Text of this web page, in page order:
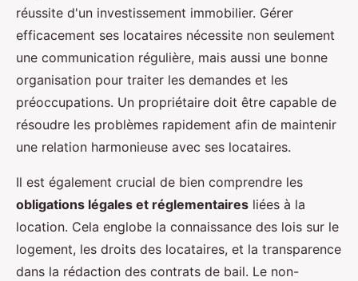
réussite d'un investissement immobilier. Gérer
efficacement ses locataires nécessite non seulement
une communication régulière, mais aussi une bonne
organisation pour traiter les demandes et les
préoccupations. Un propriétaire doit être capable de
résoudre les problèmes rapidement afin de maintenir
une relation harmonieuse avec ses locataires.
Il est également crucial de bien comprendre les
obligations légales et réglementaires liées à la
location. Cela englobe la connaissance des lois sur le
logement, les droits des locataires, et la transparence
dans la rédaction des contrats de bail. Le non-